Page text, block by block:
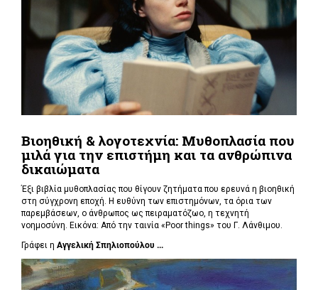
Βιοηθική & λογοτεχνία: Μυθοπλασία που
μιλά για την επιστήμη και τα ανθρώπινα
δικαιώματα
Έξι βιβλία μυθοπλασίας που θίγουν ζητήματα που ερευνά η βιοηθική
στη σύγχρονη εποχή. Η ευθύνη των επιστημόνων, τα όρια των
παρεμβάσεων, ο άνθρωπος ως πειραματόζωο, η τεχνητή
νοημοσύνη. Εικόνα: Από την ταινία «Poor things» του Γ. Λάνθιμου.
Γράφει η Αγγελική Σπηλιοπούλου ...